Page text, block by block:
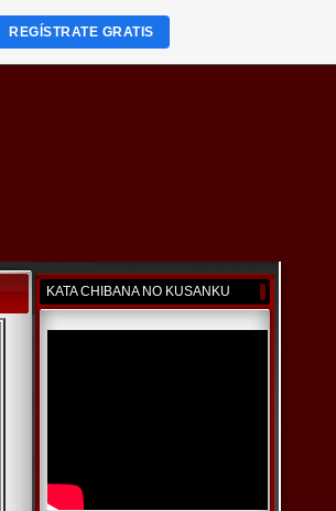
KATA CHIBANA NO KUSANKU
REGÍSTRATE GRATIS